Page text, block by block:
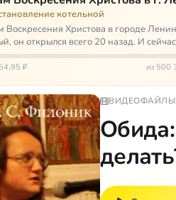
котельной
Воскресения Христова в городе
он открылся всего 20 назад. И
₽ из 500
ВИДЕОФАЙЛЫ